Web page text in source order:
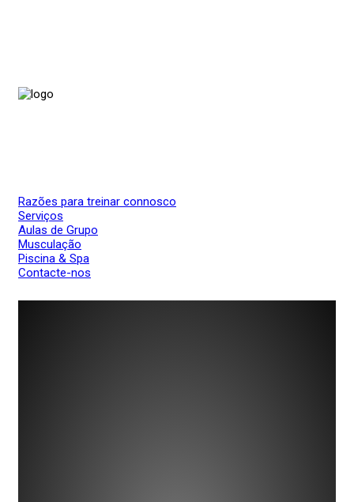
Razões para treinar connosco
Serviços
Aulas de Grupo
Musculação
Piscina & Spa
Contacte-nos